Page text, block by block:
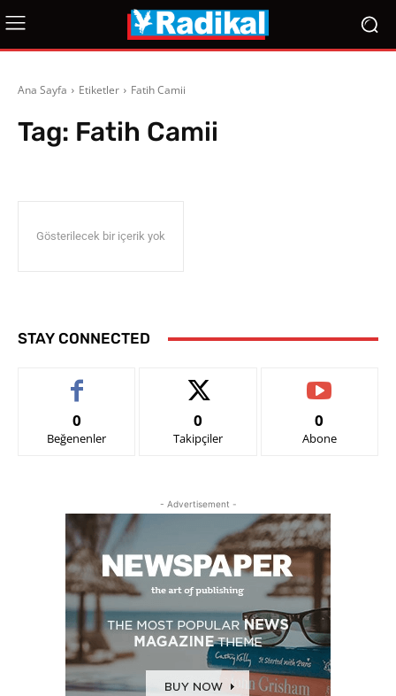
Ana Sayfa Etiketler Fatih Camii
Tag: Fatih Camii
Gösterilecek bir içerik yok
STAY CONNECTED
0
Beğenenler
0
Takipçiler
0
Abone
- Advertisement -